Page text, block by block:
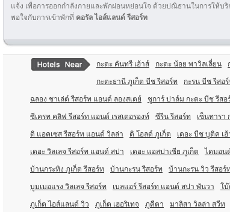
แจ้ง เพื่อการออกกำลังกายและพักผ่อนหย่อนใจ ด้วยปณิธานในการให้บ
พอใจกับการเข้าพักที่ คอรัล ไอส์แลนด์ รีสอร์ท
กะตะ คันทรี เฮ้าส์ กะตะ น้อย พาวิลเลี่ยน
กะตะธานี ภูเก็ต บีช รีสอร์ท กะรน บีช รีสอ
ฉลอง ชาเล่ต์ รีสอร์ท แอนด์ ลองสเตย์ ชูการ์ ปาล์ม กะตะ บีช รีสอ
ซีเครท คลิฟ รีสอร์ท แอนด์ เรสเตอรองท์ ซีรีน รีสอร์ท เซ็นทารา
ดิ แอคเซส รีสอร์ท แอนด์ วิลล่า ดิ โอลด์ ภูเก็ต เดอะ บีช บูติค เฮ้
เดอะ วิลเลจ รีสอร์ท แอนด์ สปา เดอะ แอสปาเซีย ภูเก็ต ไดมอน
บ้านกระทิง ภูเก็ต รีสอร์ท บ้านกะรน รีสอร์ท บ้านกะรน วิว รีสอร์ท
บูมเมอแรง วิลเลจ รีสอร์ท เบลแอร์ รีสอร์ท แอนด์ สปา พันวา โ
ภูเก็ต ไอส์แลนด์ วิว ภูเก็ต เฮอริเทจ ภูคีตา มาลิสา วิลล่า สวีท